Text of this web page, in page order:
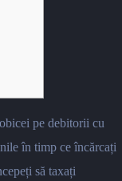
pe debitorii cu
în timp ce încărcați
să taxați